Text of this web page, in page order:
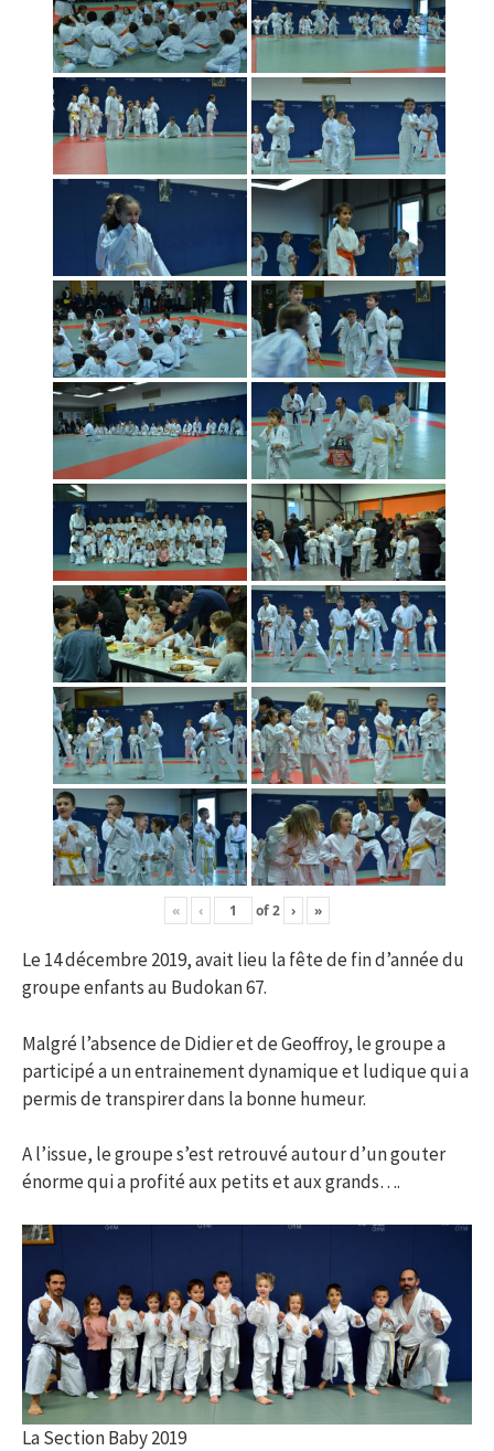
« ‹ of2 › »
Le 14 décembre 2019, avait lieu la fête de fin d’année du
groupe enfants au Budokan 67.
Malgré l’absence de Didier et de Geoffroy, le groupe a
participé a un entrainement dynamique et ludique qui a
permis de transpirer dans la bonne humeur.
A l’issue, le groupe s’est retrouvé autour d’un gouter
énorme qui a profité aux petits et aux grands….
La Section Baby 2019